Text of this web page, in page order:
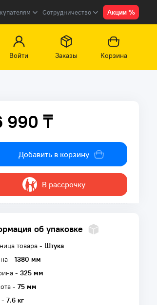
Сотрудничество Акции %
Войти
Заказы Корзина
990 ₸
Добавить в корзину
В рассрочку
об упаковке
товара - Штука
- 1380 мм
- 325 мм
- 75 мм
- 7.6 кг